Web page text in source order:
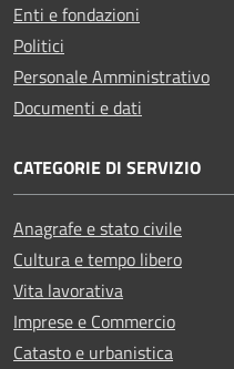
Enti e fondazioni
Politici
Personale Amministrativo
Documenti e dati
CATEGORIE DI SERVIZIO
Anagrafe e stato civile
Cultura e tempo libero
Vita lavorativa
Imprese e Commercio
Catasto e urbanistica